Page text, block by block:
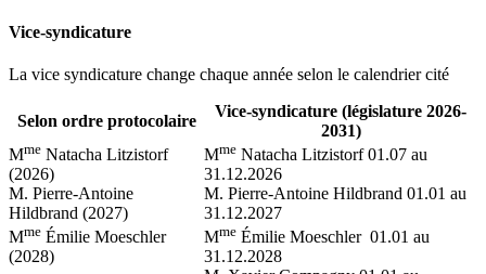
Vice-syndicature
La vice syndicature change chaque année selon le calendrier cité
Selon ordre protocolaire
Vice-syndicature (législature 2026-
2031)
Mme Natacha Litzistorf
(2026)
Mme Natacha Litzistorf 01.07 au
31.12.2026
M. Pierre-Antoine
Hildbrand (2027)
M. Pierre-Antoine Hildbrand 01.01 au
31.12.2027
Mme Émilie Moeschler
(2028)
Mme Émilie Moeschler 01.01 au
31.12.2028